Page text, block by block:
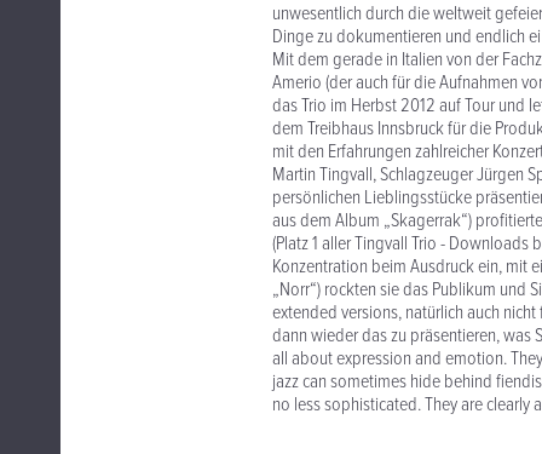
unwesentlich durch die weltweit
Dinge zu dokumentieren und endlich
Mit dem gerade in Italien von der
Amerio (der auch für die Aufnahmen
das Trio im Herbst 2012 auf Tour und
dem Treibhaus Innsbruck für die
mit den Erfahrungen zahlreicher
Martin Tingvall, Schlagzeuger Jürgen
persönlichen Lieblingsstücke
aus dem Album „Skagerrak“)
(Platz 1 aller Tingvall Trio -
Konzentration beim Ausdruck ein, mit
„Norr“) rockten sie das Publikum und
extended versions, natürlich auch
dann wieder das zu präsentieren, was
all about expression and emotion.
jazz can sometimes hide behind
no less sophisticated. They are clearly